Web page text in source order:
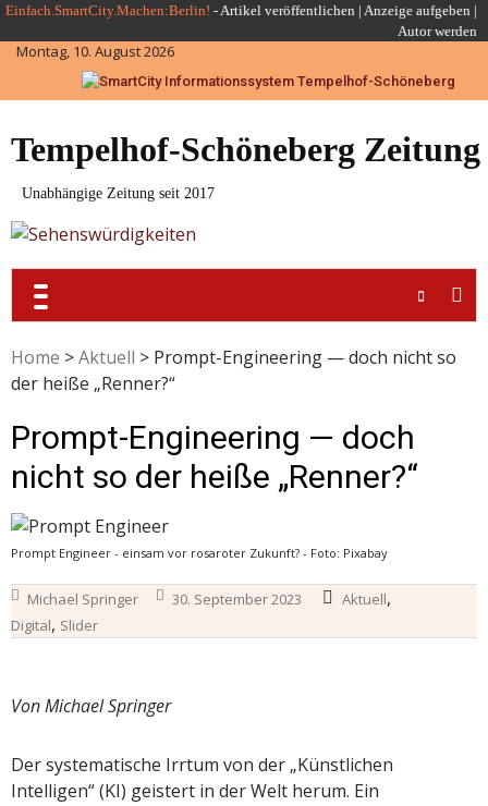
Skip
to
content
Einfach.SmartCity.Machen:Berlin! -Artikel veröffentlichen | Anzeige aufgeben |
Autor werden
Montag, 10. August 2026
Tempelhof-Schöneberg Zeitung
Unabhängige Zeitung seit 2017
Home >Aktuell > Prompt-Engineering — doch nicht so
der heiße „Renner?“
Prompt-Engineering — doch
nicht so der heiße „Renner?“
Prompt Engineer - einsam vor rosaroter Zukunft? - Foto: Pixabay
Michael Springer 30. September 2023 Aktuell,
Digital, Slider
Von Michael Springer
Der systematische Irrtum von der „Künstlichen
Intelligen“ (KI) geistert in der Welt herum. Ein